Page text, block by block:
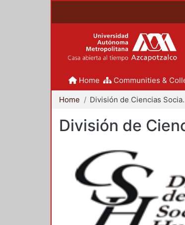
Home Communities &
Home División de
División de